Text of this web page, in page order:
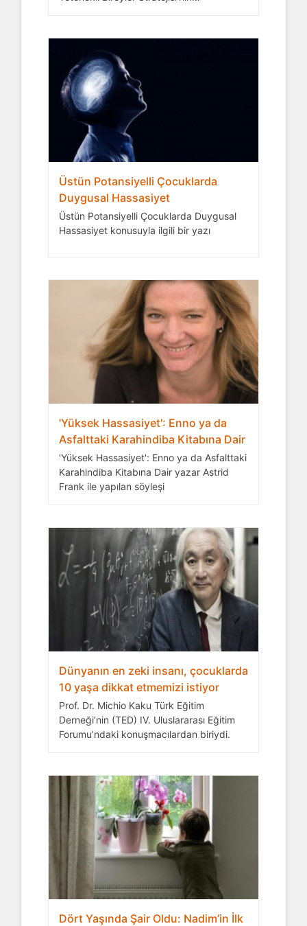
Üstün Potansiyelli Çocuklarda
Duygusal Hassasiyet
Üstün Potansiyelli Çocuklarda Duygusal
Hassasiyet konusuyla ilgili bir yazı
'Yüksek Hassasiyet': Enno ya da
Asfalttaki Karahindiba Kitabına Dair
'Yüksek Hassasiyet': Enno ya da Asfalttaki
Karahindiba Kitabına Dair yazar Astrid
Frank ile yapılan söyleşi
Dünyanın en zeki insanı, çocuklarda
10 yaşa dikkat etmemizi istiyor
Prof. Dr. Michio Kaku Türk Eğitim
Derneği’nin (TED) IV. Uluslararası Eğitim
Forumu’ndaki konuşmacılardan biriydi.
Dört Yaşında Şair Oldu: Nadim’in İlk